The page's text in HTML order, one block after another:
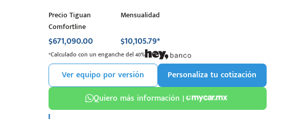
Precio Tiguan
Comfortline
$671,090.00
Mensualidad
$10,105.79*
*Calculado con un enganche del 40%
Ver equipo por versión
Personaliza tu cotización
Quiero más información |